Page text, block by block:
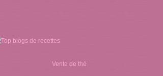
Vente de thé